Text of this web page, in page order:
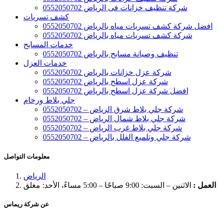
شركة تنظيف خزانات فى الرياض 0552050702
كشف تسربات
افضل شركة كشف تسربات مياه بالرياض 0552050702
شركة كشف تسربات مياه بالرياض 0552050702
خدمات المسابح
تنظيف وصيانة مسابح بالرياض 0552050702
خدمات العزل
شركة عزل خزانات بالرياض 0552050702
شركة عزل اسطح بالرياض 0552050702
افضل شركة عزل اسطح بالرياض 0552050702
جلي بلاط ورخام
شركة جلي بلاط شرق الرياض – 0552050702
شركة جلي بلاط شمال الرياض – 0552050702
شركة جلي بلاط غرب الرياض – 0552050702
شركة جلي وتلميع الفلل بالرياض – 0552050702
معلومات التواصل
الرياض
: الاثنين – السبت: 9:00 صباحًا – 5:00 مساءً، الأحد: مغلق
عن شركة ريماس